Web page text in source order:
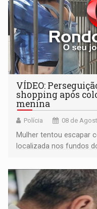
VÍDEO:
shopping após
menina
Polícia 08 de
Mulher tentou escapar
localizada nos fundos